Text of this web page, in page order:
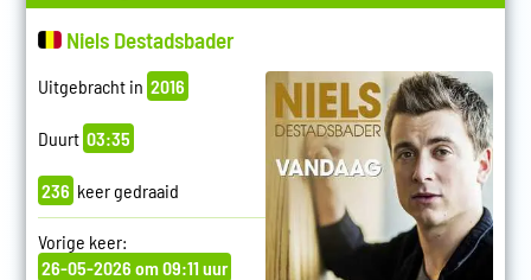
Niels Destadsbader
Uitgebracht in 2016
Duurt 03:35
236 keer gedraaid
Vorige keer:
26-05-2026 om 09:11 uur